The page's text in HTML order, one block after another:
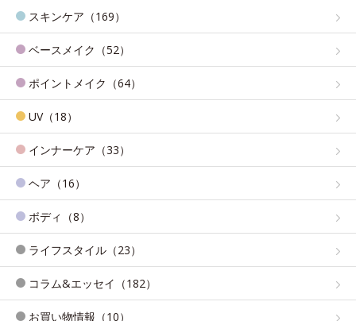
スキンケア（169）
ベースメイク（52）
ポイントメイク（64）
UV（18）
インナーケア（33）
ヘア（16）
ボディ（8）
ライフスタイル（23）
コラム&エッセイ（182）
お買い物情報（10）